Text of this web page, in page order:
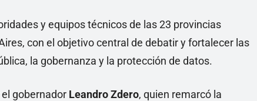
y equipos técnicos de las 23 provincias
con el objetivo central de debatir y fortalecer las
la gobernanza y la protección de datos.
gobernador Leandro Zdero, quien remarcó la